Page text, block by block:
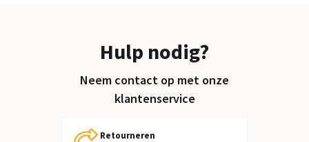
Hulp nodig?
Neem contact op met onze
klantenservice
Retourneren